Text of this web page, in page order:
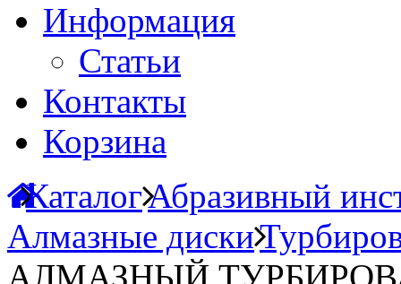
Информация
Статьи
Контакты
Корзина
КаталогАбразивный
Алмазные диски